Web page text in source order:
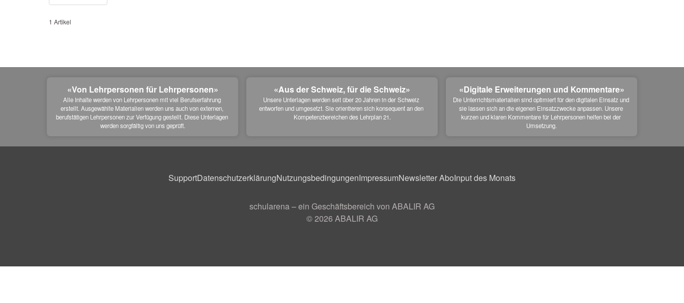
1 Artikel
«Von Lehrpersonen für Lehrpersonen»
Alle Inhalte werden von Lehrpersonen mit viel Berufserfahrung
erstellt. Ausgewählte Materialien werden uns auch von externen,
berufstätigen Lehrpersonen zur Verfügung gestellt. Diese Unterlagen
werden sorgfältig von uns geprüft.
«Aus der Schweiz, für die Schweiz»
Unsere Unterlagen werden seit über 20 Jahren in der Schweiz
entworfen und umgesetzt. Sie orientieren sich konsequent an den
Kompetenzbereichen des Lehrplan 21.
«Digitale Erweiterungen und Kommentare»
Die Unterrichtsmaterialien sind optimiert für den digitalen Einsatz und
sie lassen sich an die eigenen Einsatzzwecke anpassen. Unsere
kurzen und klaren Kommentare für Lehrpersonen helfen bei der
Umsetzung.
SupportDatenschutzerklärungNutzungsbedingungenImpressumNewsletter AboInput des Monats
schularena – ein Geschäftsbereich von ABALIR AG
© 2026 ABALIR AG